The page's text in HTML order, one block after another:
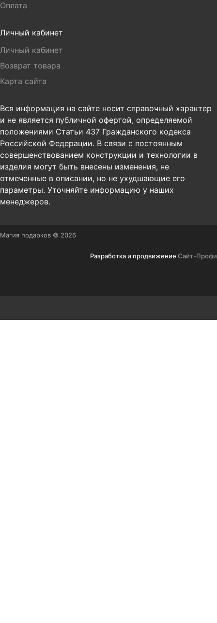
Оплата
Личный кабинет
Личный кабинет
Возврат товара
Карта сайта
Вся информация на сайте носит справочный характер
и не является публичной офертой, определяемой
положениями Статьи 437 Гражданского кодекса
Российской Федерации. В связи с постоянным
совершенствованием конструкции и технологии в
изделия могут быть внесены изменения, не
отмеченные в описании, но не ухудшающие его
параметры. Уточняйте информацию у наших
менеджеров.
Магия подарков © 2026
Разработка и продвижение Сайт-Профи